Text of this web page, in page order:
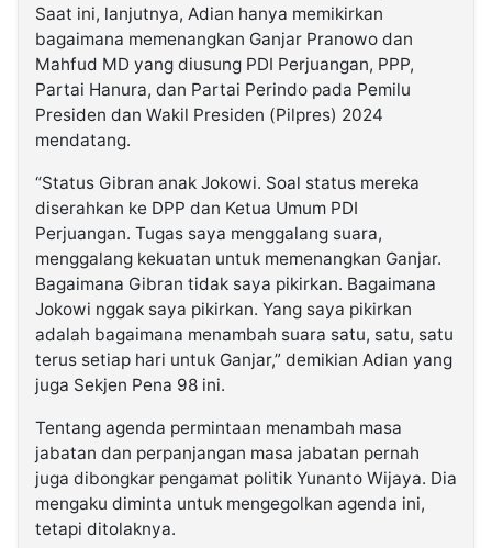
Saat ini, lanjutnya, Adian hanya memikirkan
bagaimana memenangkan Ganjar Pranowo dan
Mahfud MD yang diusung PDI Perjuangan, PPP,
Partai Hanura, dan Partai Perindo pada Pemilu
Presiden dan Wakil Presiden (Pilpres) 2024
mendatang.
“Status Gibran anak Jokowi. Soal status mereka
diserahkan ke DPP dan Ketua Umum PDI
Perjuangan. Tugas saya menggalang suara,
menggalang kekuatan untuk memenangkan Ganjar.
Bagaimana Gibran tidak saya pikirkan. Bagaimana
Jokowi nggak saya pikirkan. Yang saya pikirkan
adalah bagaimana menambah suara satu, satu, satu
terus setiap hari untuk Ganjar,” demikian Adian yang
juga Sekjen Pena 98 ini.
Tentang agenda permintaan menambah masa
jabatan dan perpanjangan masa jabatan pernah
juga dibongkar pengamat politik Yunanto Wijaya. Dia
mengaku diminta untuk mengegolkan agenda ini,
tetapi ditolaknya.